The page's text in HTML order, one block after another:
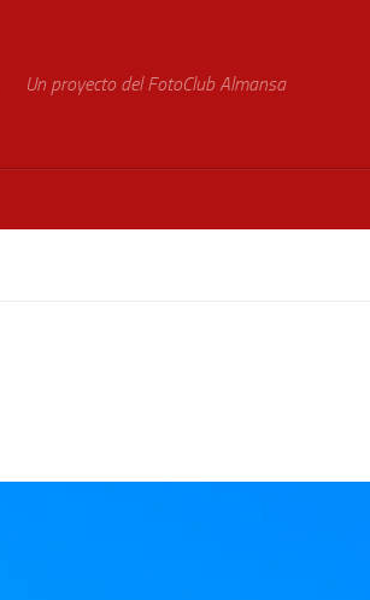
Un proyecto del FotoClub Almansa